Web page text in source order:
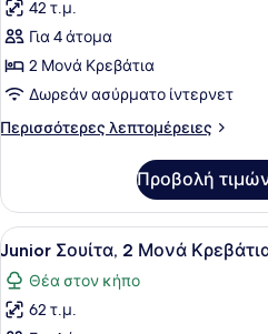
για
Deluxe
Δωμάτιο,
2
Μονά
Κρεβάτια,
στη
Θάλασσα
(Garden)
42 τ.μ.
Για 4 άτομα
2 Μονά Κρεβάτια
Δωρεάν ασύρματο ίντερνετ
Περισσότερες λεπτομέρειες
Περισσότερες
Δωμάτιο,
Μονά
Θέα
στη
Προβολή
Προβολή
όλων
των
φωτογραφιών
9
Junior Σουίτα, 2 Μονά
Θέα στον κήπο
62 τ.μ.